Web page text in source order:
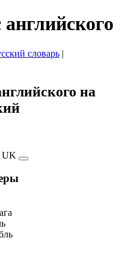
словарь |
на
UK